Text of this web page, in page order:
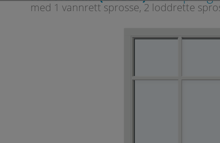
med 1 vannrett sprosse, 2 loddrette